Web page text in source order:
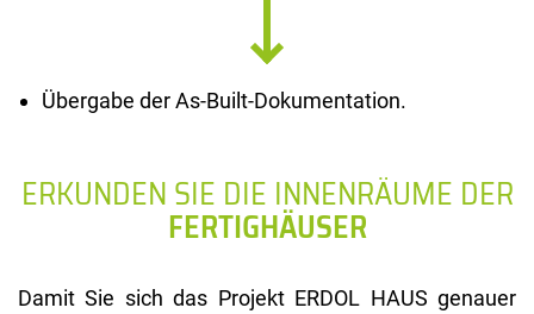
Übergabe der As-Built-Dokumentation.
ERKUNDEN SIE DIE INNENRÄUME DER
FERTIGHÄUSER
Damit Sie sich das Projekt ERDOL HAUS genauer